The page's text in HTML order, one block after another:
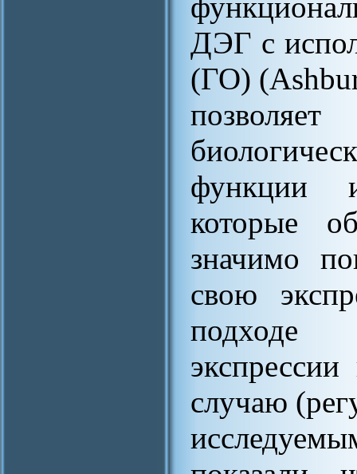
ДЭГ с
(ГО)
функции
которые
значимо
свою
подходе
случаю